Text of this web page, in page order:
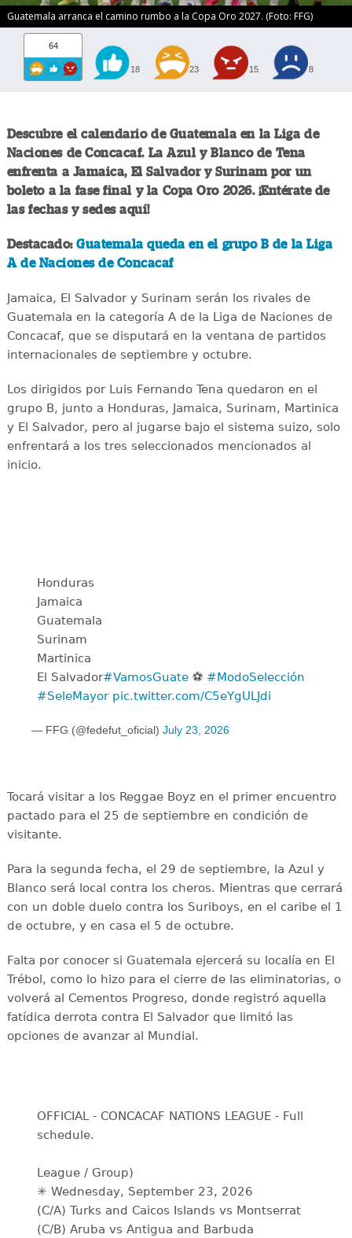
Guatemala arranca el camino rumbo a la Copa Oro 2027. (Foto: FFG)
64
18 23 15 8
Descubre el calendario de Guatemala en la Liga de
Naciones de Concacaf. La Azul y Blanco de Tena
enfrenta a Jamaica, El Salvador y Surinam por un
boleto a la fase final y la Copa Oro 2026. ¡Entérate de
las fechas y sedes aquí!
Destacado:Guatemala queda en el grupo B de la Liga
A de Naciones de Concacaf
Jamaica, El Salvador y Surinam serán los rivales de
Guatemala en la categoría A de la Liga de Naciones de
Concacaf, que se disputará en la ventana de partidos
internacionales de septiembre y octubre.
Los dirigidos por Luis Fernando Tena quedaron en el
grupo B, junto a Honduras, Jamaica, Surinam, Martinica
y El Salvador, pero al jugarse bajo el sistema suizo, solo
enfrentará a los tres seleccionados mencionados al
inicio.
Honduras
Jamaica
Guatemala
Surinam
Martinica
El Salvador#VamosGuate ⚽️ #ModoSelección
#SeleMayor pic.twitter.com/C5eYgULJdi
— FFG (@fedefut_oficial) July 23, 2026
Tocará visitar a los Reggae Boyz en el primer encuentro
pactado para el 25 de septiembre en condición de
visitante.
Para la segunda fecha, el 29 de septiembre, la Azul y
Blanco será local contra los cheros. Mientras que cerrará
con un doble duelo contra los Suriboys, en el caribe el 1
de octubre, y en casa el 5 de octubre.
Falta por conocer si Guatemala ejercerá su localía en El
Trébol, como lo hizo para el cierre de las eliminatorias, o
volverá al Cementos Progreso, donde registró aquella
fatídica derrota contra El Salvador que limitó las
opciones de avanzar al Mundial.
OFFICIAL - CONCACAF NATIONS LEAGUE - Full
schedule.
League / Group)
✳️ Wednesday, September 23, 2026
(C/A) Turks and Caicos Islands vs Montserrat
(C/B) Aruba vs Antigua and Barbuda